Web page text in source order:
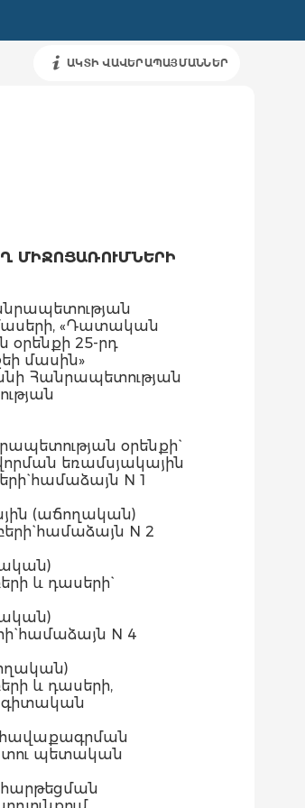
ԱԿՏԻ ՎԱՎԵՐԱՊԱՅՄԱՆՆԵՐ
ՄԻՋՈՑԱՌՈՒՄՆԵՐԻ
մասերի, «Դատական
25-րդ
մասին»
Հանրապետության
օրենքի`
եռամսյակային
համաձայն N 1
(աճողական)
համաձայն N 2
և դասերի`
համաձայն N 4
և դասերի,
հավաքագրման
պետական